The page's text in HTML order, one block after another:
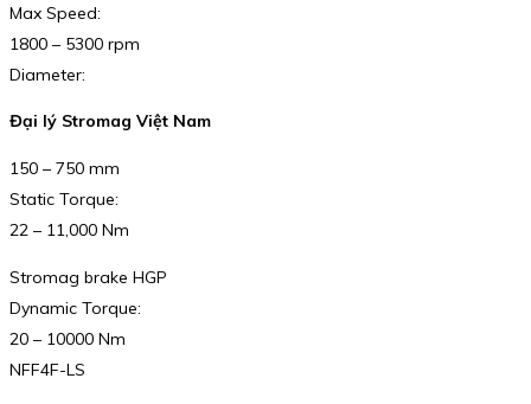
Max Speed:
1800 – 5300 rpm
Diameter:
Đại lý Stromag Việt Nam
150 – 750 mm
Static Torque:
22 – 11,000 Nm
Stromag brake HGP
Dynamic Torque:
20 – 10000 Nm
NFF4F-LS